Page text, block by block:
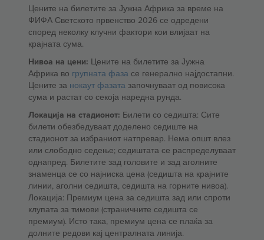
Цените на билетите за Јужна Африка за време на
ФИФА Светското првенство 2026 се одредени
според неколку клучни фактори кои влијаат на
крајната сума.
Нивоа на цени: Цените на билетите за Јужна
Африка во групната фаза се генерално најдостапни.
Цените за нокаут фазата започнуваат од повисока
сума и растат со секоја наредна рунда.
Локација на стадионот: Билети со седишта: Сите
билети обезбедуваат доделено седиште на
стадионот за избраниот натпревар. Нема општ влез
или слободно седење; седиштата се распределуваат
однапред. Билетите зад головите и зад аголните
знаменца се со најниска цена (седишта на крајните
линии, аголни седишта, седишта на горните нивоа).
Локација: Премиум цена за седишта зад или спроти
клупата за тимови (страничните седишта се
премиум). Исто така, премиум цена се плаќа за
долните редови кај централната линија.